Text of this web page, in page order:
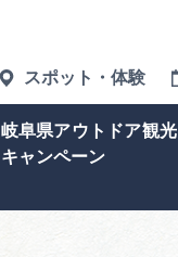
スポット・体験
岐阜県アウトドア観光
キャンペーン